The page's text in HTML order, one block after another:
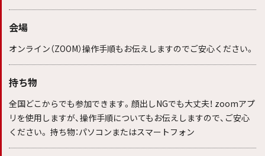
会場
オンライン（ZOOM）操作手順もお伝えしますのでご安心ください。
持ち物
全国どこからでも参加できます。顔出しNGでも大丈夫！ zoomアプ
リを使用しますが、操作手順についてもお伝えしますので、ご安心
ください。 持ち物：パソコンまたはスマートフォン